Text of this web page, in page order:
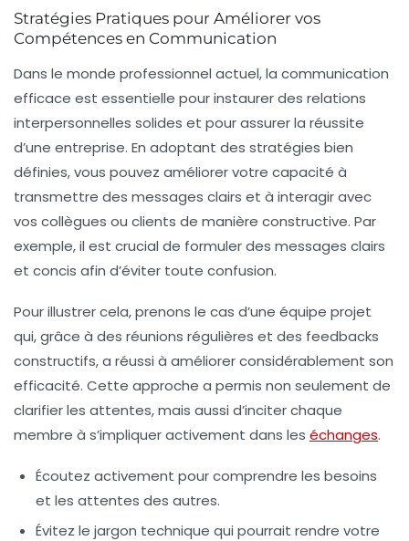
Stratégies Pratiques pour Améliorer vos
Compétences en Communication
Dans le monde professionnel actuel, la communication
efficace est essentielle pour instaurer des relations
interpersonnelles solides et pour assurer la réussite
d’une entreprise. En adoptant des stratégies bien
définies, vous pouvez améliorer votre capacité à
transmettre des messages clairs et à interagir avec
vos collègues ou clients de manière constructive. Par
exemple, il est crucial de formuler des messages clairs
et concis afin d’éviter toute confusion.
Pour illustrer cela, prenons le cas d’une équipe projet
qui, grâce à des réunions régulières et des feedbacks
constructifs, a réussi à améliorer considérablement son
efficacité. Cette approche a permis non seulement de
clarifier les attentes, mais aussi d’inciter chaque
membre à s’impliquer activement dans les échanges.
Écoutez activement pour comprendre les besoins
et les attentes des autres.
Évitez le jargon technique qui pourrait rendre votre